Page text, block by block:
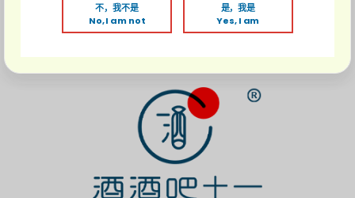
support@9981yuzu.com
或whatapp与我们团队联
不，我不是
No, I am not
是，我是
Yes, I am